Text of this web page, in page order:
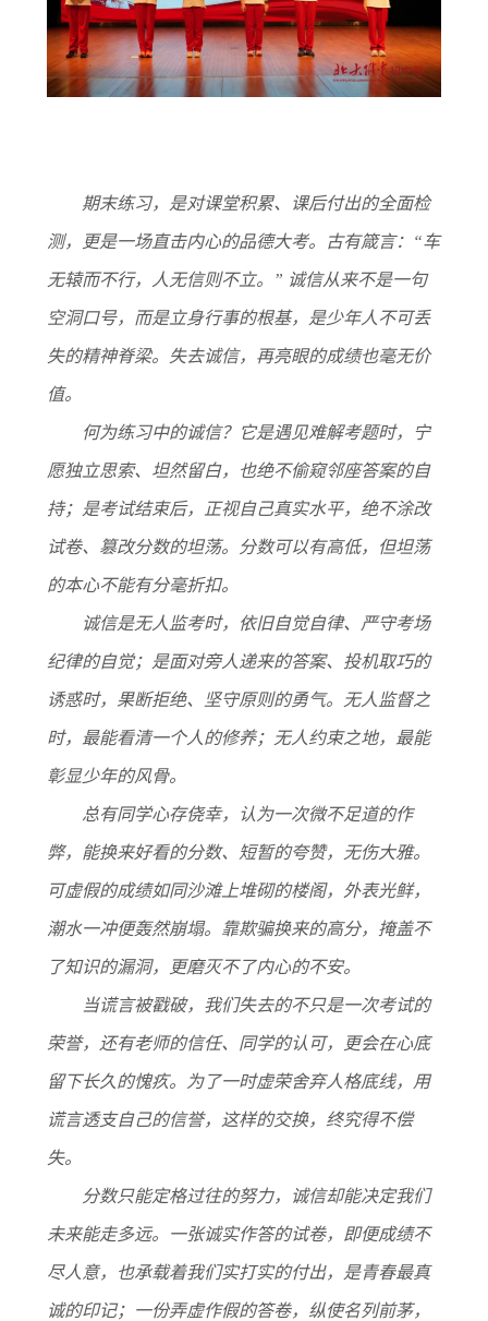
期末练习，是对课堂积累、课后付出的全面检
测，更是一场直击内心的品德大考。古有箴言：“车
无辕而不行，人无信则不立。” 诚信从来不是一句
空洞口号，而是立身行事的根基，是少年人不可丢
失的精神脊梁。失去诚信，再亮眼的成绩也毫无价
值。
何为练习中的诚信？它是遇见难解考题时，宁
愿独立思索、坦然留白，也绝不偷窥邻座答案的自
持；是考试结束后，正视自己真实水平，绝不涂改
试卷、篡改分数的坦荡。分数可以有高低，但坦荡
的本心不能有分毫折扣。
诚信是无人监考时，依旧自觉自律、严守考场
纪律的自觉；是面对旁人递来的答案、投机取巧的
诱惑时，果断拒绝、坚守原则的勇气。无人监督之
时，最能看清一个人的修养；无人约束之地，最能
彰显少年的风骨。
总有同学心存侥幸，认为一次微不足道的作
弊，能换来好看的分数、短暂的夸赞，无伤大雅。
可虚假的成绩如同沙滩上堆砌的楼阁，外表光鲜，
潮水一冲便轰然崩塌。靠欺骗换来的高分，掩盖不
了知识的漏洞，更磨灭不了内心的不安。
当谎言被戳破，我们失去的不只是一次考试的
荣誉，还有老师的信任、同学的认可，更会在心底
留下长久的愧疚。为了一时虚荣舍弃人格底线，用
谎言透支自己的信誉，这样的交换，终究得不偿
失。
分数只能定格过往的努力，诚信却能决定我们
未来能走多远。一张诚实作答的试卷，即便成绩不
尽人意，也承载着我们实打实的付出，是青春最真
诚的印记；一份弄虚作假的答卷，纵使名列前茅，